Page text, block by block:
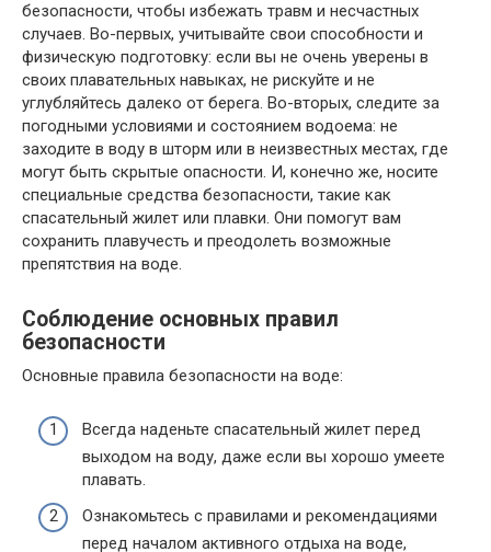
безопасности, чтобы избежать травм и несчастных
случаев. Во-первых, учитывайте свои способности и
физическую подготовку: если вы не очень уверены в
своих плавательных навыках, не рискуйте и не
углубляйтесь далеко от берега. Во-вторых, следите за
погодными условиями и состоянием водоема: не
заходите в воду в шторм или в неизвестных местах, где
могут быть скрытые опасности. И, конечно же, носите
специальные средства безопасности, такие как
спасательный жилет или плавки. Они помогут вам
сохранить плавучесть и преодолеть возможные
препятствия на воде.
Соблюдение основных правил
безопасности
Основные правила безопасности на воде:
Всегда наденьте спасательный жилет перед
выходом на воду, даже если вы хорошо умеете
плавать.
Ознакомьтесь с правилами и рекомендациями
перед началом активного отдыха на воде,